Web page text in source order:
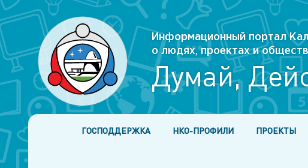
Информационный портал
о людях, проектах и
Думай,
ГОСПОДДЕРЖКА НКО-ПРОФИЛИ ПРОЕКТЫ